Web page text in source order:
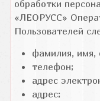
обработки
«ЛЕОРУСС»
Пользователей
фамилия, имя,
телефон;
адрес
адрес;